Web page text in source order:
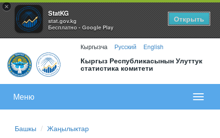
×
StatKG
stat.gov.kg
Бесплатно - Google Play
Открыть
Кыргызча Русский English
Кыргыз Республикасынын Улуттук
статистика комитети
меню
Меню
Башкы Жаңылыктар